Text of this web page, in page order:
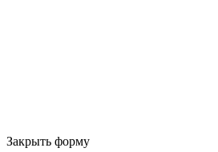
Закрыть форму